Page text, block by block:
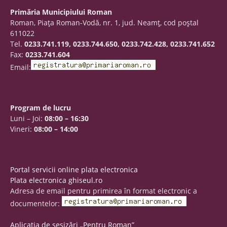
Primăria Municipiului Roman
Roman, Piaţa Roman-Vodă, nr. 1, jud. Neamţ, cod poştal
611022
Tel. 0233.741.119, 0233.744.650, 0233.742.428, 0233.741.652
Fax: 0233.741.604
Email:
Program de lucru
Luni – Joi: 08:00 – 16:30
Vineri: 08:00 – 14:00
Portal servicii online plata electronica
Plata electronica ghiseul.ro
Adresa de email pentru primirea în format electronic a
documentelor:
Aplicația de sesizări „Pentru Roman”